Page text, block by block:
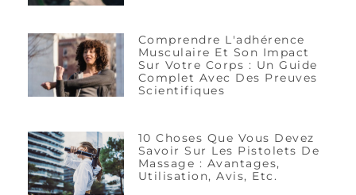
Comprendre L'adhérence
Musculaire Et Son Impact
Sur Votre Corps : Un Guide
Complet Avec Des Preuves
Scientifiques
10 Choses Que Vous Devez
Savoir Sur Les Pistolets De
Massage : Avantages,
Utilisation, Avis, Etc.